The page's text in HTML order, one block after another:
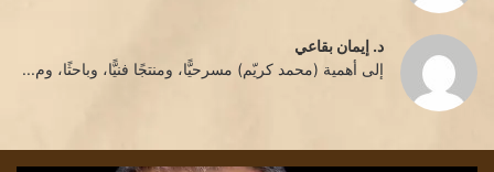
د. إيمان بقاعي
إلى أهمية (محمد كريّم) مسرحيًّا، ومنتجًا فنيًّا، وباحثًا، وم...